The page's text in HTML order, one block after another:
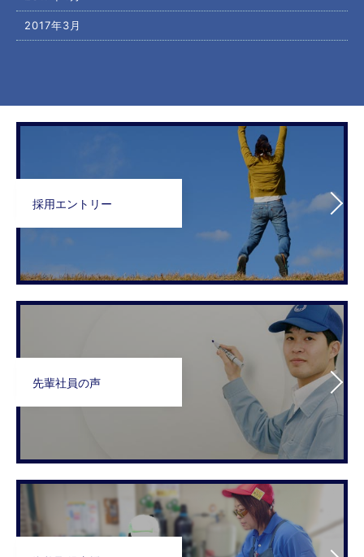
2017年3月
採用エントリー
先輩社員の声